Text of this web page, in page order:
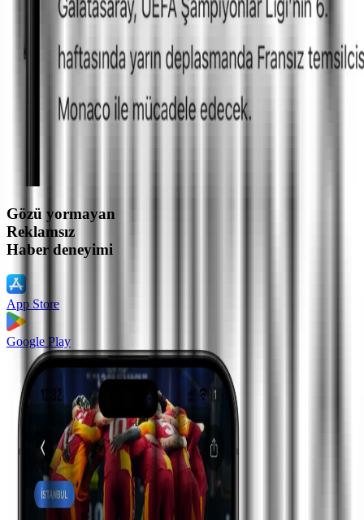
Gözü yormayan
Reklamsız
Haber deneyimi
App Store
Google Play